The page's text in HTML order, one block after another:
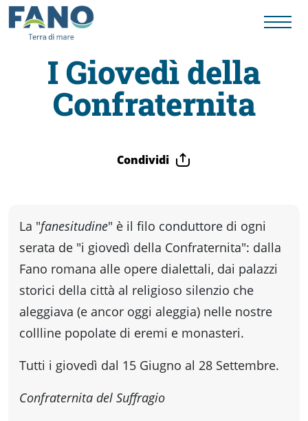
Fano
Cose
da
fare
Percorsi
storici
I Giovedì della
Confraternita
Condividi
La "fanesitudine" è il filo conduttore di ogni
serata de "i giovedì della Confraternita": dalla
Fano romana alle opere dialettali, dai palazzi
storici della città al religioso silenzio che
aleggiava (e ancor oggi aleggia) nelle nostre
collline popolate di eremi e monasteri.
Tutti i giovedì dal 15 Giugno al 28 Settembre.
Confraternita del Suffragio